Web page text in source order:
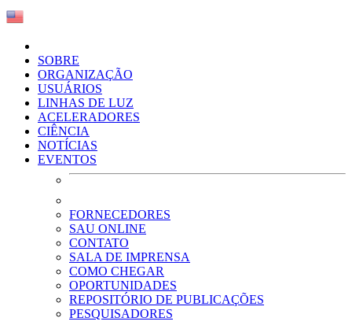
SOBRE
ORGANIZAÇÃO
USUÁRIOS
LINHAS DE LUZ
ACELERADORES
CIÊNCIA
NOTÍCIAS
EVENTOS
FORNECEDORES
SAU ONLINE
CONTATO
SALA DE IMPRENSA
COMO CHEGAR
OPORTUNIDADES
REPOSITÓRIO DE PUBLICAÇÕES
PESQUISADORES